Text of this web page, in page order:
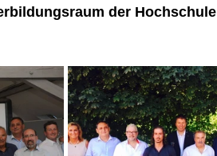
der Hochschule